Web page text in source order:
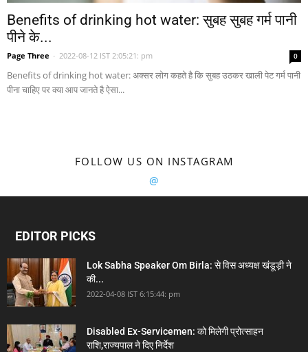
Benefits of drinking hot water: सुबह सुबह गर्म पानी
पीने के...
Page Three - 2022-08-12 IST 2:05:21: pm 0
Benefits of drinking hot water: अक्सर लोग कहते है कि सुबह उठकर खाली पेट गर्म पानी
पीना चाहिए पर क्या आप जानते है ऐसा...
FOLLOW US ON INSTAGRAM
@
EDITOR PICKS
Lok Sabha Speaker Om Birla: से विस अध्यक्ष खंडूड़ी ने
की...
2022-04-08 IST 6:15:44: pm
Disabled Ex-Servicemen: को मिलेगी प्रोत्साहन
राशि,राज्यपाल ने दिए निर्देश